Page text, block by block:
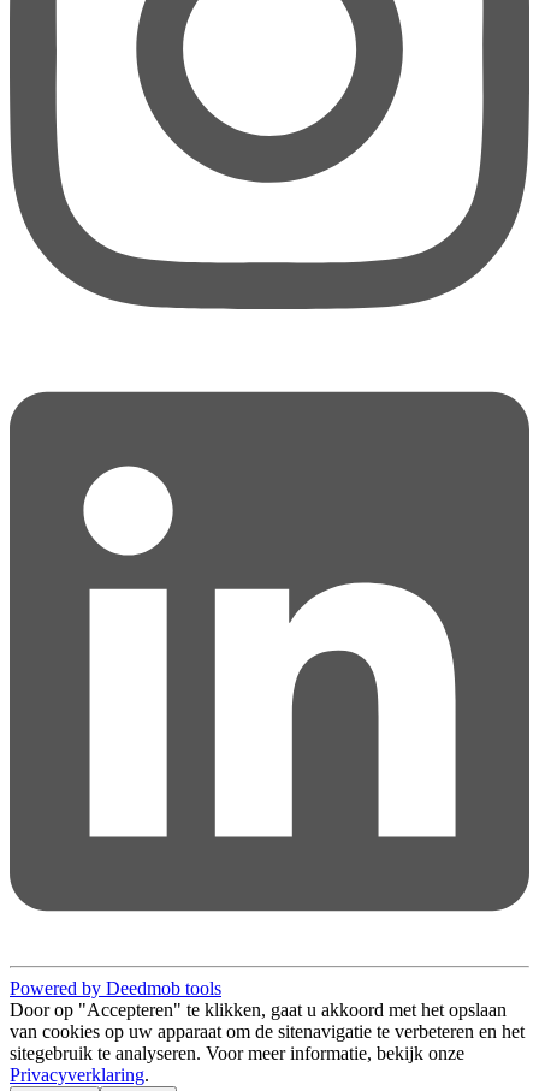
Powered by Deedmob tools
Door op "Accepteren" te klikken, gaat u akkoord met het opslaan
van cookies op uw apparaat om de sitenavigatie te verbeteren en het
sitegebruik te analyseren. Voor meer informatie, bekijk onze
Privacyverklaring.